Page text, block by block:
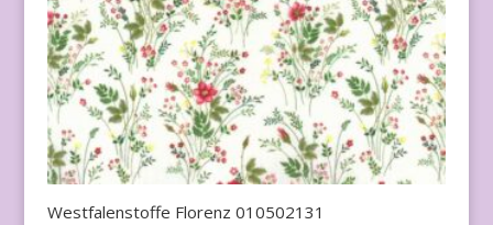
Westfalenstoffe Florenz 010502131